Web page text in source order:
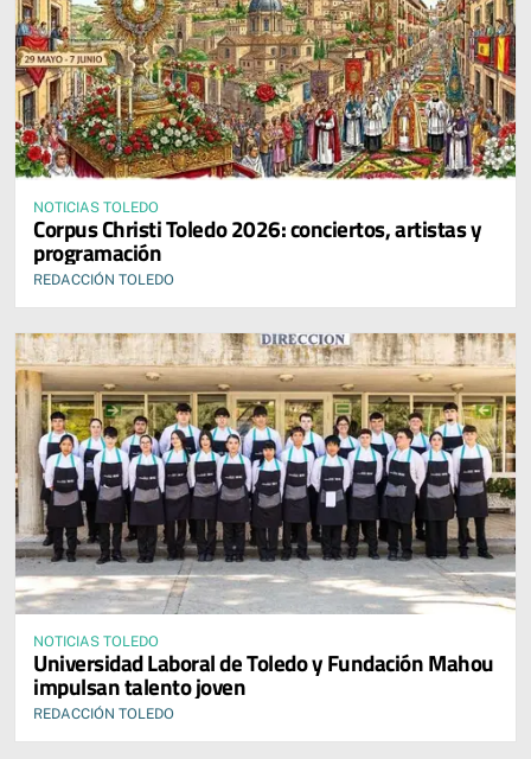
NOTICIAS TOLEDO
Corpus Christi Toledo 2026: conciertos, artistas y
programación
REDACCIÓN TOLEDO
NOTICIAS TOLEDO
Universidad Laboral de Toledo y Fundación Mahou
impulsan talento joven
REDACCIÓN TOLEDO